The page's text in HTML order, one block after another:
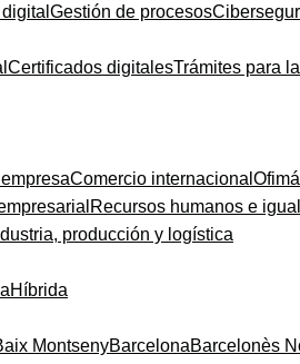
Gestión de procesos
Certificados digitalesTrámites para
Comercio internacional
Recursos humanos e
producción y logística
Híbrida
MontsenyBarcelonaBarcelonès